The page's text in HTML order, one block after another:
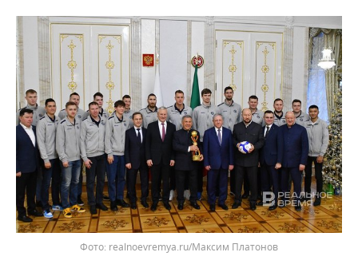
realnoevremya.ru/Максим Платонов